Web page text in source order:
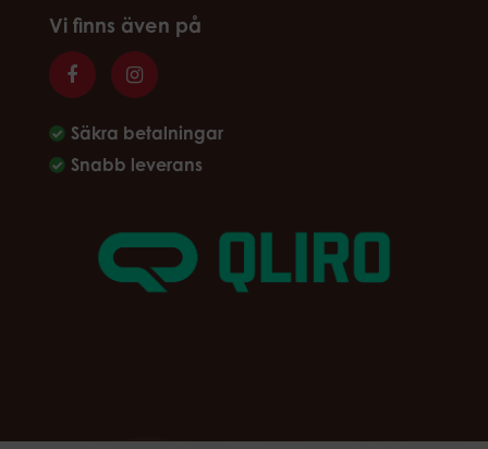
Vi finns även på
Säkra betalningar
Snabb leverans